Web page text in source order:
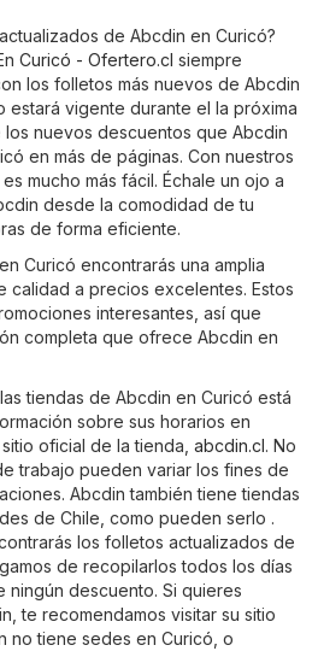
de Abcdin en Curicó?
Curicó - Ofertero.cl siempre
los folletos más nuevos de Abcdin
estará vigente durante el la próxima
nuevos descuentos que Abcdin
en más de páginas. Con nuestros
mucho más fácil. Échale un ojo a
desde la comodidad de tu
de forma eficiente.
Curicó encontrarás una amplia
a precios excelentes. Estos
interesantes, así que
completa que ofrece Abcdin en
tiendas de Abcdin en Curicó está
sobre sus horarios en
oficial de la tienda, abcdin.cl. No
trabajo pueden variar los fines de
Abcdin también tiene tiendas
de Chile, como pueden serlo .
los folletos actualizados de
de recopilarlos todos los días
descuento. Si quieres
te recomendamos visitar su sitio
no tiene sedes en Curicó, o